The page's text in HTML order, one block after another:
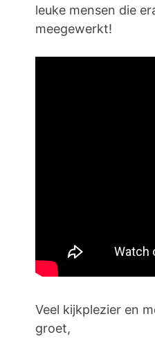
leuke mensen die
meegewerkt!
Veel kijkplezier en
groet,